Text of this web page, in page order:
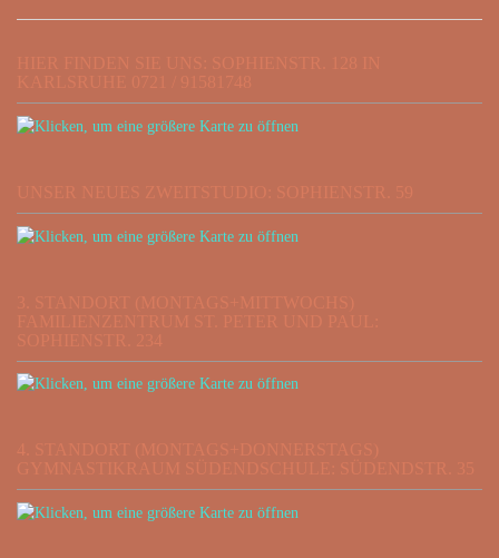
HIER FINDEN SIE UNS: SOPHIENSTR. 128 IN
KARLSRUHE 0721 / 91581748
UNSER NEUES ZWEITSTUDIO: SOPHIENSTR. 59
3. STANDORT (MONTAGS+MITTWOCHS)
FAMILIENZENTRUM ST. PETER UND PAUL:
SOPHIENSTR. 234
4. STANDORT (MONTAGS+DONNERSTAGS)
GYMNASTIKRAUM SÜDENDSCHULE: SÜDENDSTR. 35